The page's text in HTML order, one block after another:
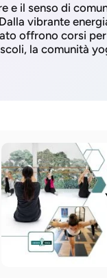
e il senso di
vibrante
offrono corsi
la comunità